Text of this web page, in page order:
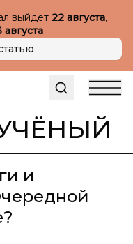
выйдет 22 августа,
августа
и